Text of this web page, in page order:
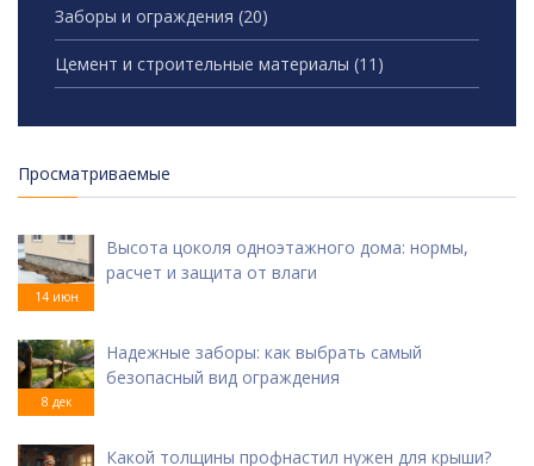
Заборы и ограждения (20)
Цемент и строительные материалы (11)
Просматриваемые
14 июн
Высота цоколя одноэтажного дома: нормы,
расчет и защита от влаги
8 дек
Надежные заборы: как выбрать самый
безопасный вид ограждения
Какой толщины профнастил нужен для крыши?